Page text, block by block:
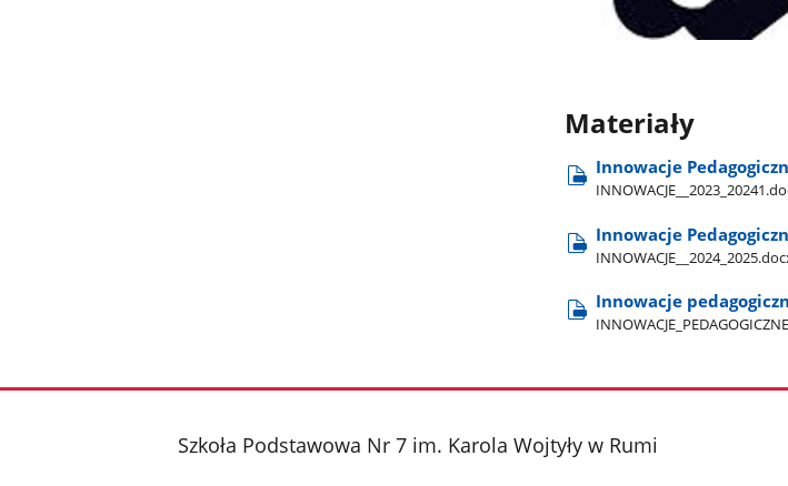
Materiały
Innowacje
Innowacje
Innowacje
stopka
Szkoła Podstawowa Nr 7 im. Karola Wojtyły w Rumi